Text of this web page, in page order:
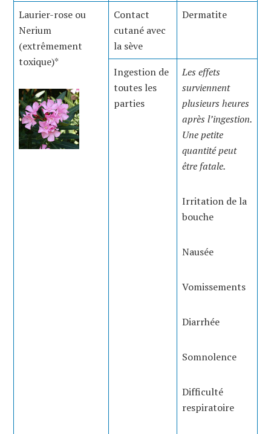
Laurier-rose ou
Nerium
(extrêmement
toxique)*
Contact
cutané avec
la sève
Dermatite
Ingestion de
toutes les
parties
Les effets
surviennent
plusieurs heures
après l’ingestion.
Une petite
quantité peut
être fatale.
Irritation de la
bouche
Nausée
Vomissements
Diarrhée
Somnolence
Difficulté
respiratoire